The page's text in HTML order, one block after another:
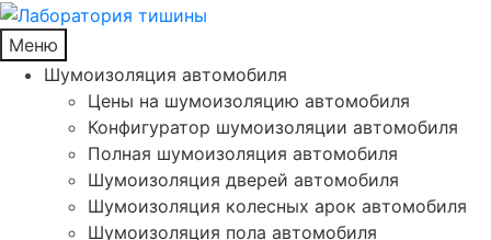
Меню
Шумоизоляция автомобиля
Цены на шумоизоляцию автомобиля
Конфигуратор шумоизоляции автомобиля
Полная шумоизоляция автомобиля
Шумоизоляция дверей автомобиля
Шумоизоляция колесных арок автомобиля
Шумоизоляция пола автомобиля